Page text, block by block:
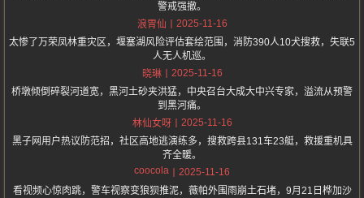
警戒强撤。
浪胃仙
2025-11-16
太惨了万荣凤林重灾区，堰塞湖风险评估套绘范围，消防390人10犬搜救，失联5
人无人机巡。
晓琳
2025-11-16
桥墩倾倒碎裂河道宽，黑河土砂夹洪猛，中央召台大成大中兴专家，溢流从预警
到黑河痛。
林仙女呀
2025-11-16
黑子网用户热议防范招，社区高地逃演练多，搜救跨县131车23艇，救援重机具
齐全暖。
coocola
2025-11-16
看视频心惊肉跳，警车视察变狼狈推泥，薇帕外围雨崩土石堵，9月21日桦加沙